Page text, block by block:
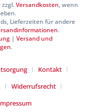
Versandkosten, wenn
Lieferzeiten für andere
.
| Versand und
.
Kontakt
Widerrufsrecht